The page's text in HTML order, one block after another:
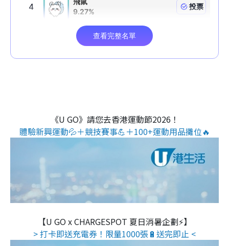
《U GO》請您去香港運動節2026！
體驗新興運動💦＋競技賽事💪＋100+運動用品攤位🔥
【U GO x CHARGESPOT 夏日消暑企劃⚡】
> 打卡即送充電券！限量1000張🔋送完即止 <